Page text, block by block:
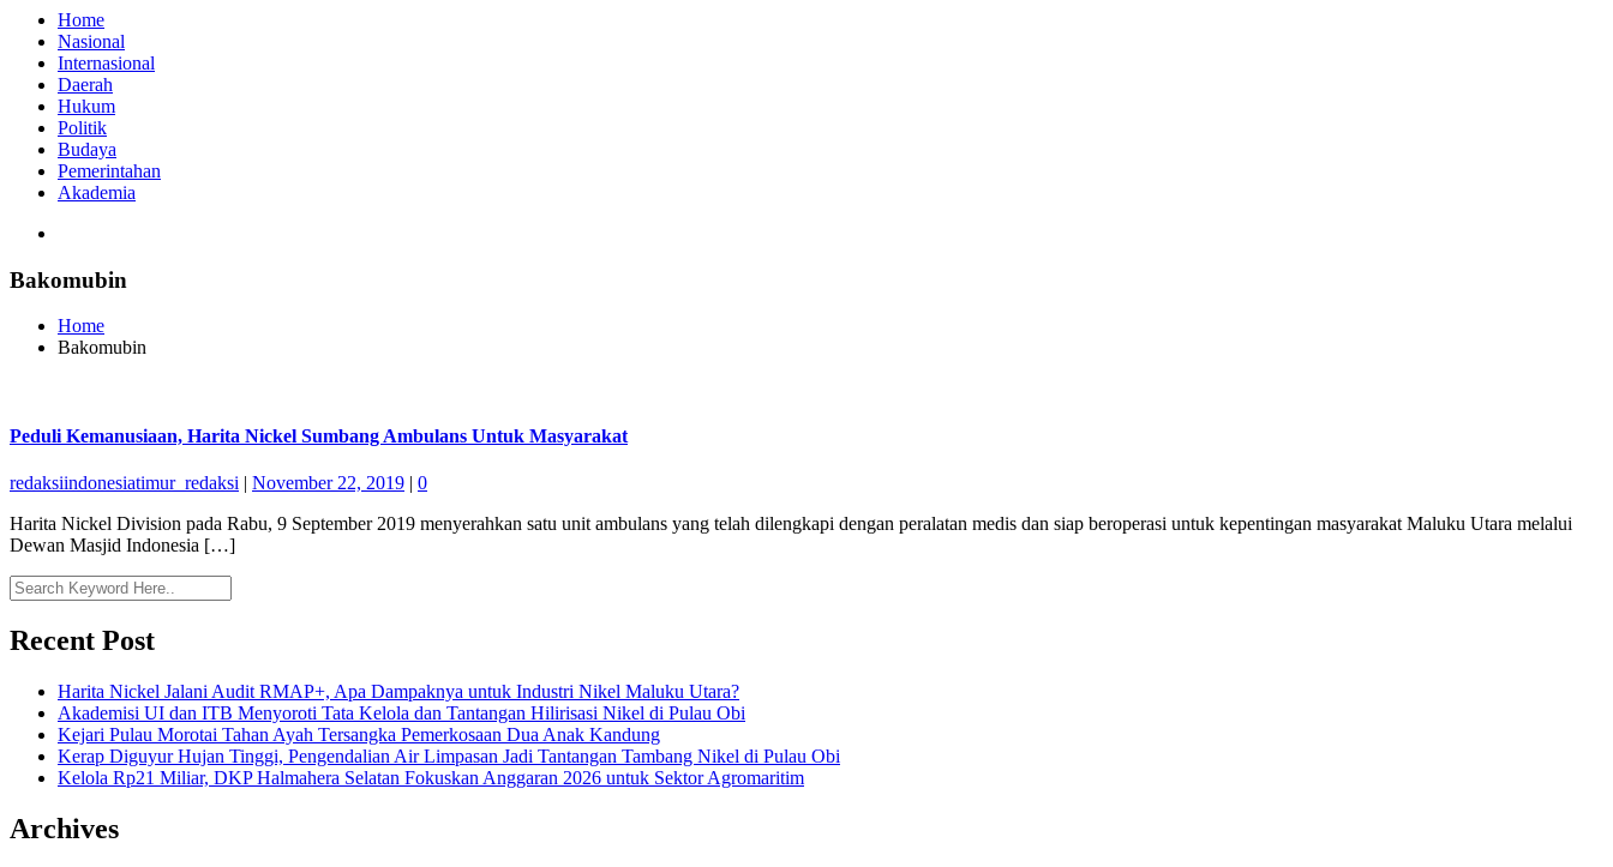
Home
Nasional
Internasional
Daerah
Hukum
Politik
Budaya
Pemerintahan
Akademia
Bakomubin
Home
Bakomubin
Peduli Kemanusiaan, Harita Nickel Sumbang Ambulans Untuk Masyarakat
redaksiindonesiatimur_redaksi | November 22, 2019 | 0
Harita Nickel Division pada Rabu, 9 September 2019 menyerahkan satu unit ambulans yang telah dilengkapi dengan peralatan medis dan siap beroperasi untuk kepentingan masyarakat Maluku Utara melalui
Dewan Masjid Indonesia […]
Recent Post
Harita Nickel Jalani Audit RMAP+, Apa Dampaknya untuk Industri Nikel Maluku Utara?
Akademisi UI dan ITB Menyoroti Tata Kelola dan Tantangan Hilirisasi Nikel di Pulau Obi
Kejari Pulau Morotai Tahan Ayah Tersangka Pemerkosaan Dua Anak Kandung
Kerap Diguyur Hujan Tinggi, Pengendalian Air Limpasan Jadi Tantangan Tambang Nikel di Pulau Obi
Kelola Rp21 Miliar, DKP Halmahera Selatan Fokuskan Anggaran 2026 untuk Sektor Agromaritim
Archives